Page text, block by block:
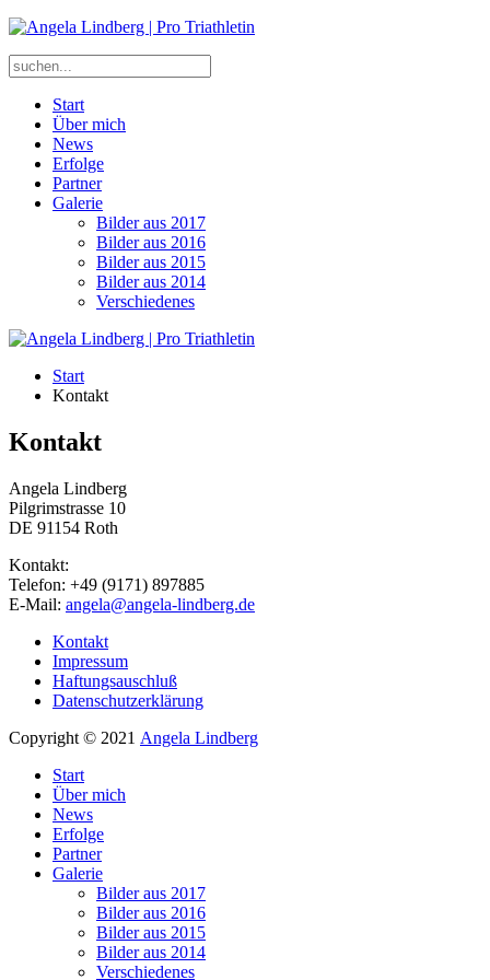
Start
Über mich
News
Erfolge
Partner
Galerie
Bilder aus 2017
Bilder aus 2016
Bilder aus 2015
Bilder aus 2014
Verschiedenes
Start
Kontakt
Kontakt
Angela Lindberg
Pilgrimstrasse 10
DE 91154 Roth
Kontakt:
Telefon: +49 (9171) 897885
E-Mail: angela@angela-lindberg.de
Kontakt
Impressum
Haftungsauschluß
Datenschutzerklärung
Copyright © 2021 Angela Lindberg
Start
Über mich
News
Erfolge
Partner
Galerie
Bilder aus 2017
Bilder aus 2016
Bilder aus 2015
Bilder aus 2014
Verschiedenes